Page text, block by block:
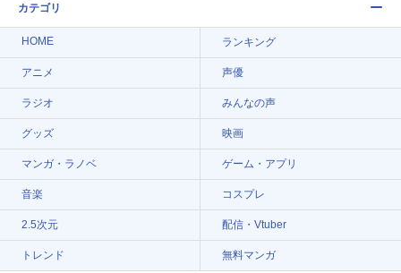
カテゴリ
HOME ランキング
アニメ 声優
ラジオ みんなの声
グッズ 映画
マンガ・ラノベ ゲーム・アプリ
音楽 コスプレ
2.5次元 配信・Vtuber
トレンド 無料マンガ